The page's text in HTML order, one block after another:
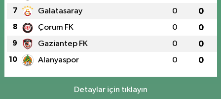
7 Galatasaray 0 0
8 Çorum FK 0 0
9 Gaziantep FK 0 0
10 Alanyaspor 0 0
Detaylar için tıklayın